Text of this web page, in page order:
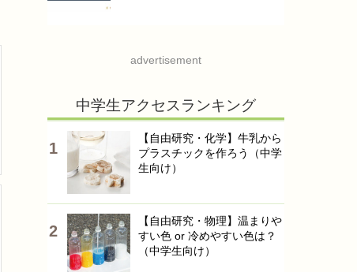
advertisement
中学生アクセスランキング
【自由研究・化学】牛乳から
プラスチックを作ろう（中学
生向け）
【自由研究・物理】温まりや
すい色 or 冷めやすい色は？
（中学生向け）